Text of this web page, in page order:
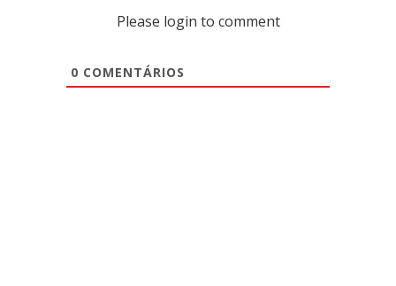
Please login to comment
0 COMENTÁRIOS